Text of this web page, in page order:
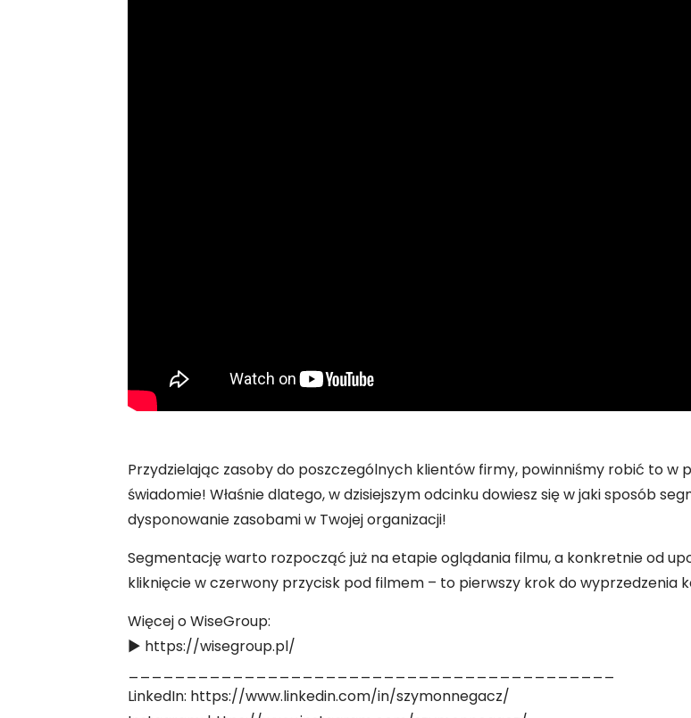
Przydzielając zasoby do poszczególnych klientów firmy, powinniśmy robić to w
świadomie! Właśnie dlatego, w dzisiejszym odcinku dowiesz się w jaki sposób
dysponowanie zasobami w Twojej organizacji!
Segmentację warto rozpocząć już na etapie oglądania filmu, a konkretnie od
kliknięcie w czerwony przycisk pod filmem – to pierwszy krok do wyprzedzenia
Więcej o WiseGroup:
► https://wisegroup.pl/
LinkedIn: https://www.linkedin.com/in/szymonnegacz/